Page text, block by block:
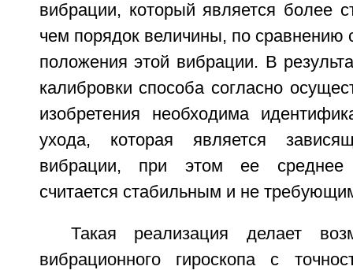
вибрации, который является более
чем порядок величины, по сравнению
положения этой вибрации. В
калибровки способа согласно
изобретения необходима
ухода, которая является
вибрации, при этом ее среднее
считается стабильным и не
Такая реализация делает
вибрационного гироскопа с